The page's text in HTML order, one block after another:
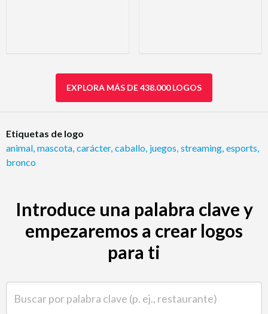
EXPLORA MÁS DE 438.000 LOGOS
Etiquetas de logo
animal mascota carácter, caballo juegos streaming esports
bronco
Introduce una palabra clave y
empezaremos a crear logos
para ti